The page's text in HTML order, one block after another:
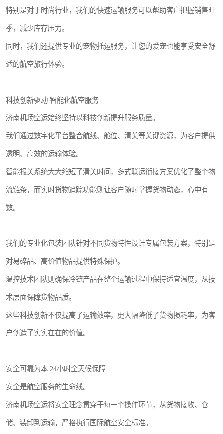
特别是对于时尚行业，我们的快速运输服务可以帮助客户把握销售旺
季，减少库存压力。
同时，我们还提供专业的宠物托运服务，让您的爱宠也能享受安全舒
适的航空旅行体验。
科技创新驱动 智能化航空服务
济南机场空运始终坚持以科技创新提升服务质量。
我们通过数字化平台整合航线、舱位、清关等关键资源，为客户提供
透明、高效的运输体验。
智能报关系统大大缩短了清关时间，多式联运衔接方案优化了整个物
流链条，而实时货物追踪功能则让客户随时掌握货物动态，心中有
数。
我们的专业化包装团队针对不同货物特性设计专属包装方案，特别是
对易碎品、高价值物品提供特殊保护。
温控技术团队则确保冷链产品在整个运输过程中保持适宜温度，从技
术层面保障货物品质。
这些科技创新不仅提高了运输效率，更大幅降低了货物损耗率，为客
户创造了实实在在的价值。
安全可靠为本 24小时全天候保障
安全是航空服务的生命线。
济南机场空运将安全理念贯穿于每一个操作环节，从货物接收、仓
储、装卸到运输，严格执行国际航空安全标准。